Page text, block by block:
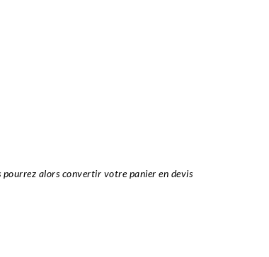
pourrez alors convertir votre panier en devis